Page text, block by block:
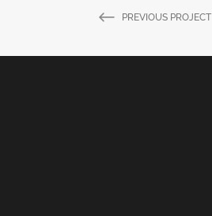
PREVIOUS PROJECT